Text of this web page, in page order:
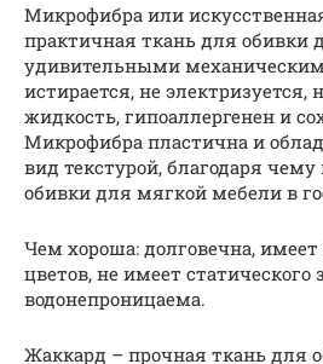
Микрофибра или
практичная ткань для обивки
удивительными
истирается, не электризуется,
жидкость, гипоаллергенен и
Микрофибра пластична и
вид текстурой, благодаря чему
обивки для мягкой мебели в
Чем хороша: долговечна,
цветов, не имеет статического
водонепроницаема.
Жаккард – прочная ткань для